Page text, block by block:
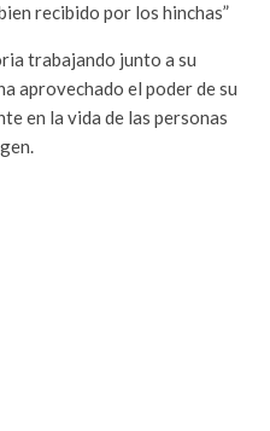
recibido por los hinchas”
trabajando junto a su
aprovechado el poder de su
en la vida de las personas